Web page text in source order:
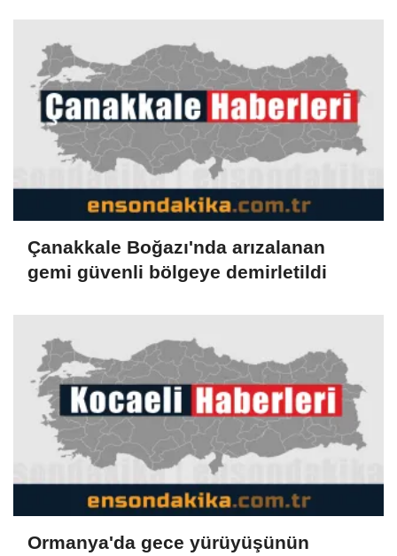
Çanakkale Boğazı'nda arızalanan
gemi güvenli bölgeye demirletildi
Ormanya'da gece yürüyüşünün